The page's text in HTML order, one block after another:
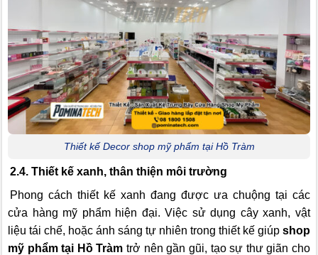
Thiết kế Decor shop mỹ phẩm tại Hồ Tràm
2.4. Thiết kế xanh, thân thiện môi trường
Phong cách thiết kế xanh đang được ưa chuộng tại các
cửa hàng mỹ phẩm hiện đại. Việc sử dụng cây xanh, vật
liệu tái chế, hoặc ánh sáng tự nhiên trong thiết kế giúp shop
mỹ phẩm tại Hồ Tràm trở nên gần gũi, tạo sự thư giãn cho